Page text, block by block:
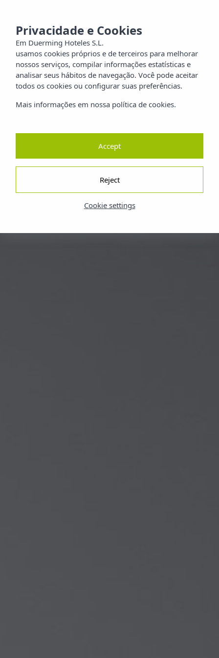
Privacidade e Cookies
Em Duerming Hoteles S.L.
usamos cookies próprios e de terceiros para melhorar
nossos serviços, compilar informações estatísticas e
analisar seus hábitos de navegação. Você pode aceitar
todos os cookies ou configurar suas preferências.
Mais informações em nossa política de cookies.
Cookie settings
Reject
Accept